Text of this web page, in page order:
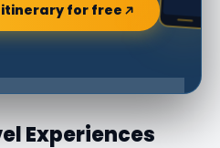
itinerary for free
Experiences